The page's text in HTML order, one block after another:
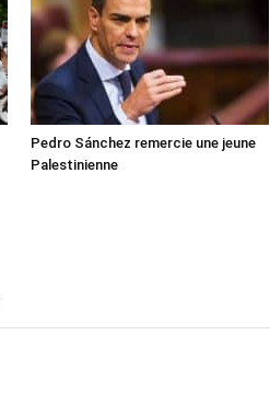
Pedro Sánchez remercie une jeune
Palestinienne